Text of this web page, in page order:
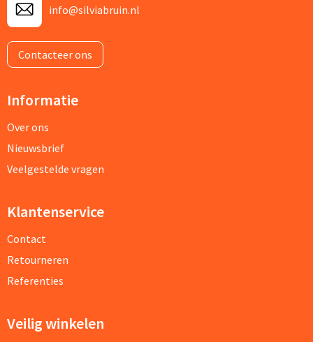
info@silviabruin.nl
Contacteer ons
Informatie
Over ons
Nieuwsbrief
Veelgestelde vragen
Klantenservice
Contact
Retourneren
Referenties
Veilig winkelen